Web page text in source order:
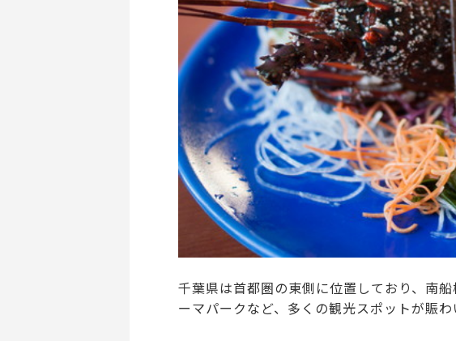
千葉県は首都圏の東側に位置しており、南
ーマパークなど、多くの観光スポットが賑わ